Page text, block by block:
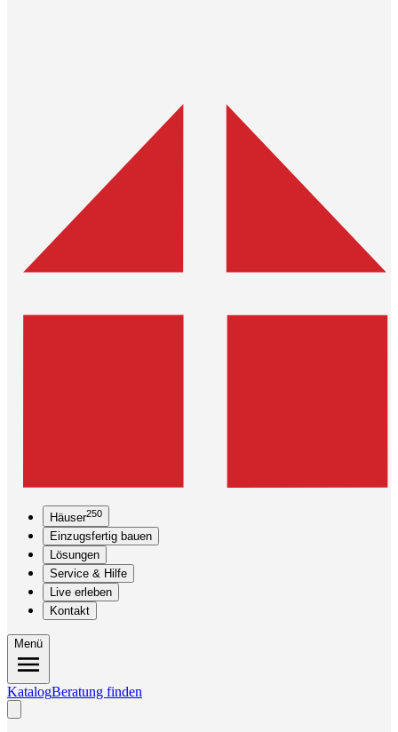
Häuser250
Einzugsfertig bauen
Lösungen
Service & Hilfe
Live erleben
Kontakt
Menü
KatalogBeratung finden